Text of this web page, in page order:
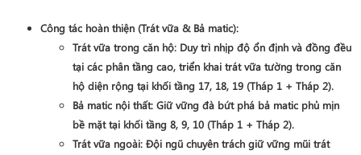
Công tác hoàn thiện (Trát vữa & Bả matic):
Trát vữa trong căn hộ: Duy trì nhịp độ ổn định và đồng đều
tại các phân tầng cao, triển khai trát vữa tường trong căn
hộ diện rộng tại khối tầng 17, 18, 19 (Tháp 1 + Tháp 2).
Bả matic nội thất: Giữ vững đà bứt phá bả matic phủ mịn
bề mặt tại khối tầng 8, 9, 10 (Tháp 1 + Tháp 2).
Trát vữa ngoài: Đội ngũ chuyên trách giữ vững mũi trát